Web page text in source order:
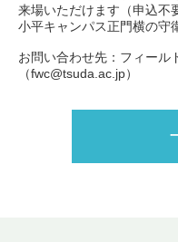
来場いただけます（申込不
小平キャンパス正門横の守
お問い合わせ先：フィール
（fwc@tsuda.ac.jp）